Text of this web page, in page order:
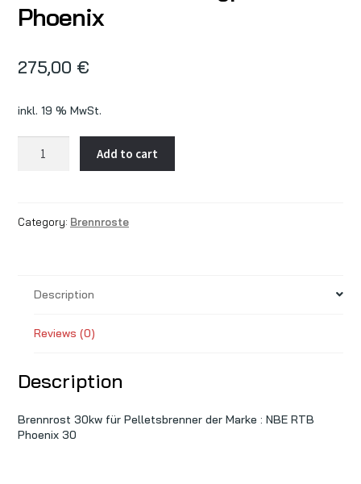
Phoenix
275,00 €
inkl. 19 % MwSt.
Brennrost
U
Phoenix
Add to cart
Category: Brennroste
Description
Reviews (0)
Description
Brennrost 30kw für Pelletsbrenner der Marke : NBE RTB
Phoenix 30